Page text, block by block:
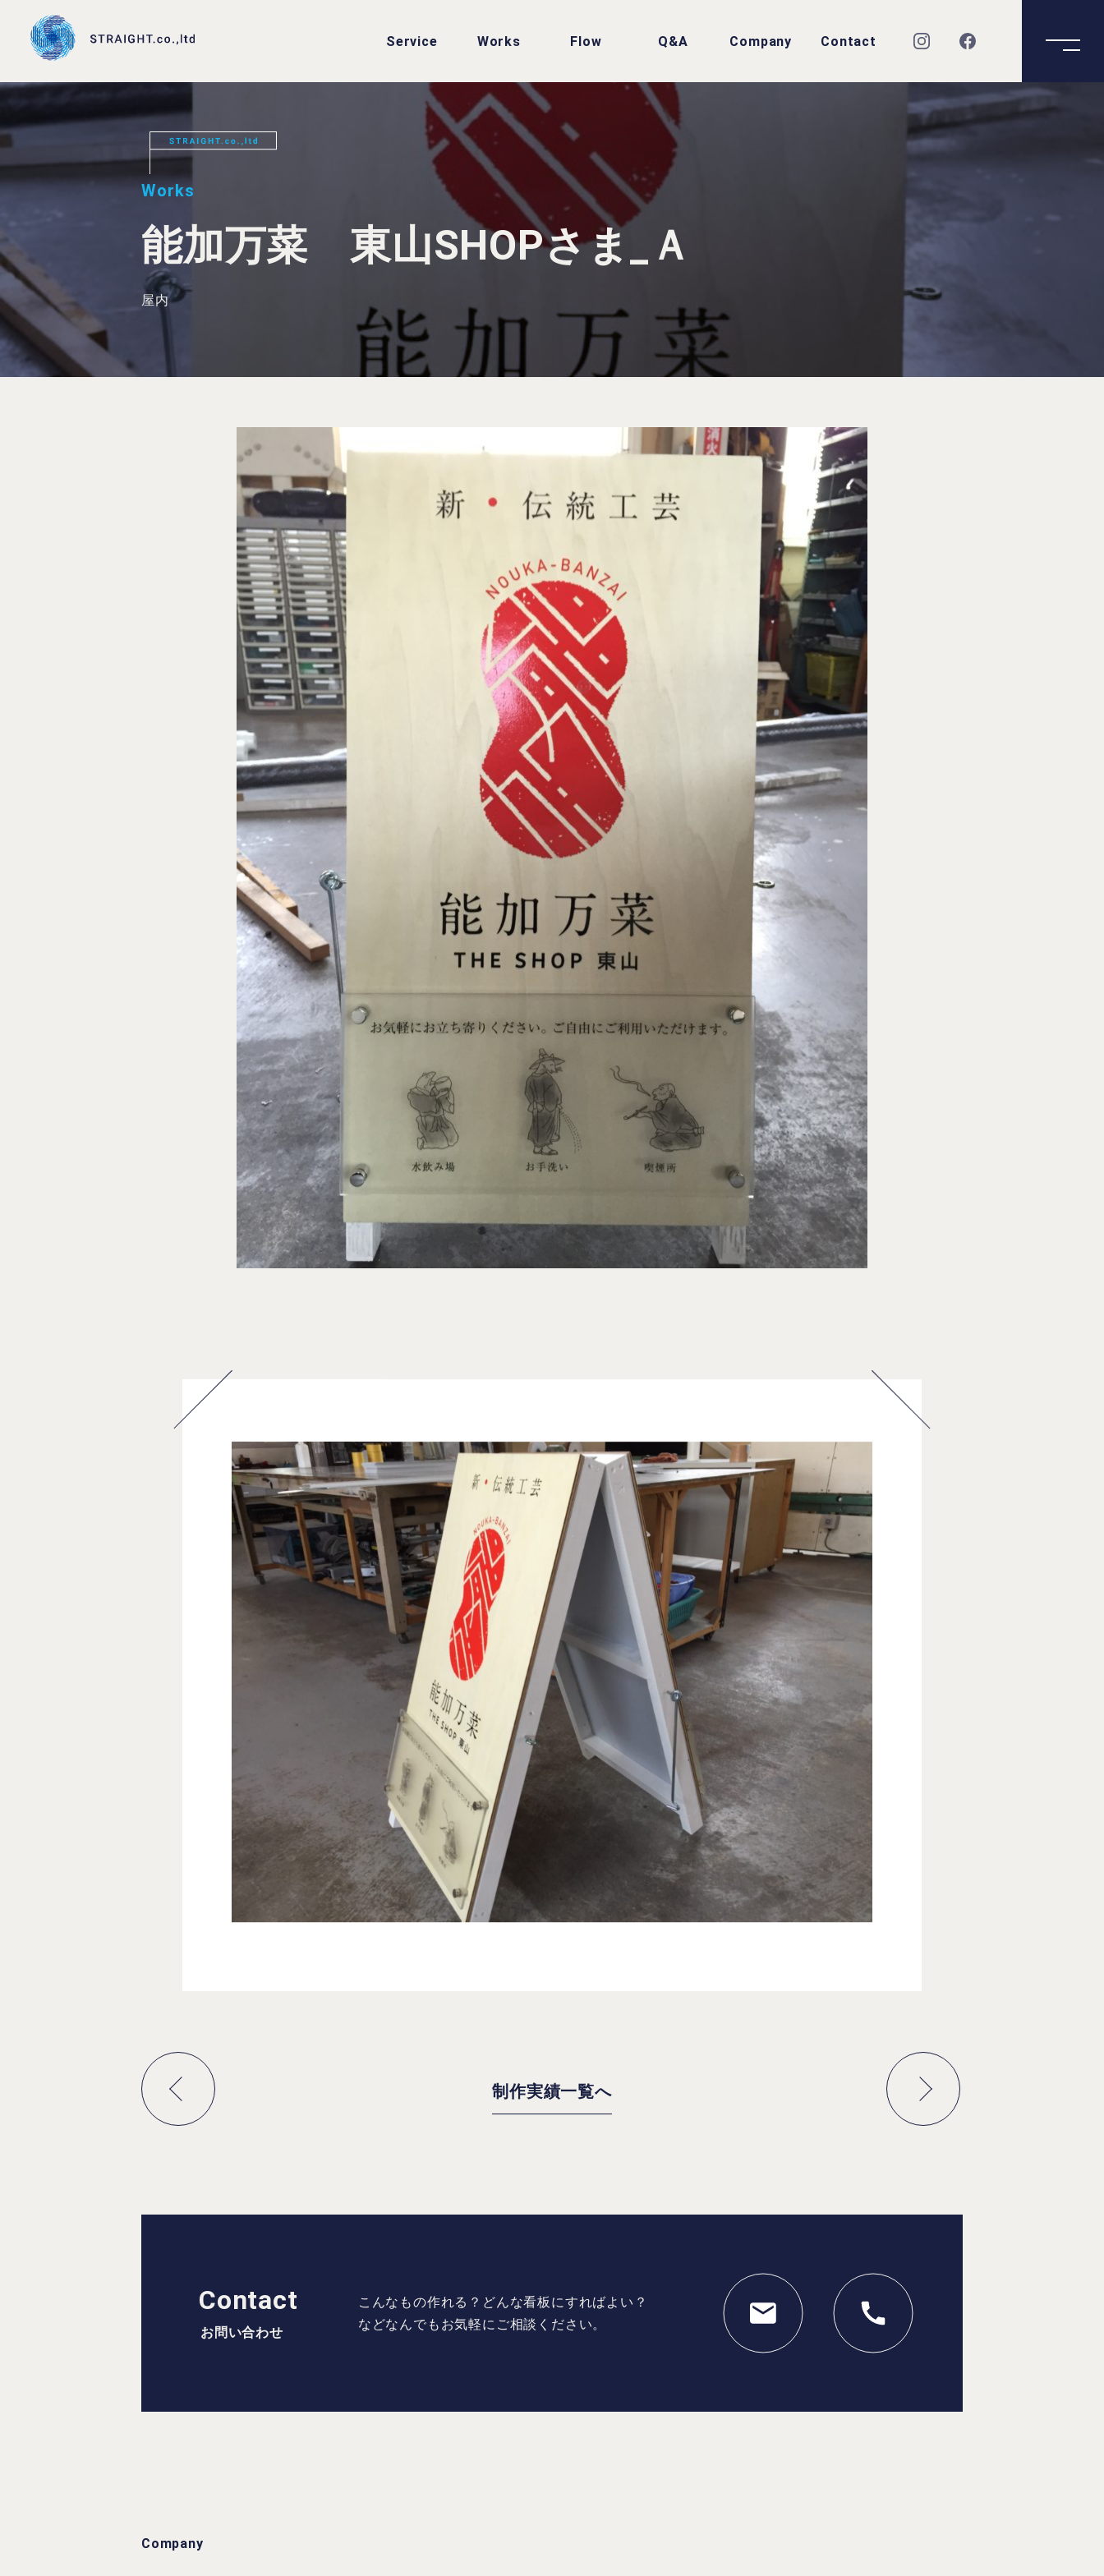
Service Works Flow Q&A Company Contact
Works
能加万菜 東山SHOPさま_Ａ
屋内
制作実績一覧へ
Contact
お問い合わせ
こんなもの作れる？どんな看板にすればよい？
などなんでもお気軽にご相談ください。
Company